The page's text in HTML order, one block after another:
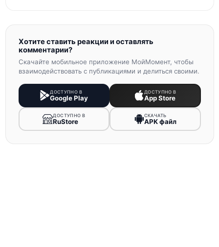
Хотите ставить реакции и оставлять
комментарии?
Скачайте мобильное приложение МойМомент, чтобы
взаимодействовать с публикациями и делиться своими.
ДОСТУПНО В
Google Play
ДОСТУПНО В
App Store
ДОСТУПНО В
RuStore
СКАЧАТЬ
APK файл